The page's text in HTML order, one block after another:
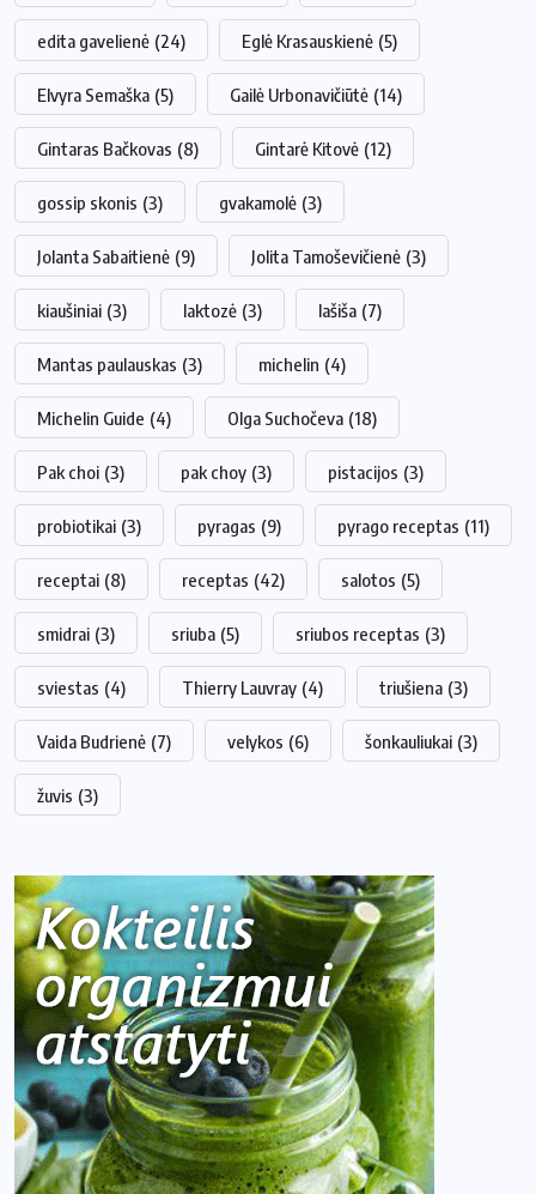
edita gavelienė (24) Eglė Krasauskienė (5)
Elvyra Semaška (5) Gailė Urbonavičiūtė (14)
Gintaras Bačkovas (8) Gintarė Kitovė (12)
gossip skonis (3) gvakamolė (3)
Jolanta Sabaitienė (9) Jolita Tamoševičienė (3)
kiaušiniai (3) laktozė (3) lašiša (7)
Mantas paulauskas (3) michelin (4)
Michelin Guide (4) Olga Suchočeva (18)
Pak choi (3) pak choy (3) pistacijos (3)
probiotikai (3) pyragas (9) pyrago receptas (11)
receptai (8) receptas (42) salotos (5)
smidrai (3) sriuba (5) sriubos receptas (3)
sviestas (4) Thierry Lauvray (4) triušiena (3)
Vaida Budrienė (7) velykos (6) šonkauliukai (3)
žuvis (3)